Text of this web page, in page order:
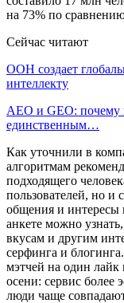
на 73% по
Сейчас читают
ООН создает
интеллекту
AEO и GEO: почему
единственным…
Как уточнили в
алгоритмам
подходящего
пользователей, но и
общения и интересы
анкете можно
вкусам и другим
серфинга и
мэтчей на один лайк
осени: сервис более
люди чаще